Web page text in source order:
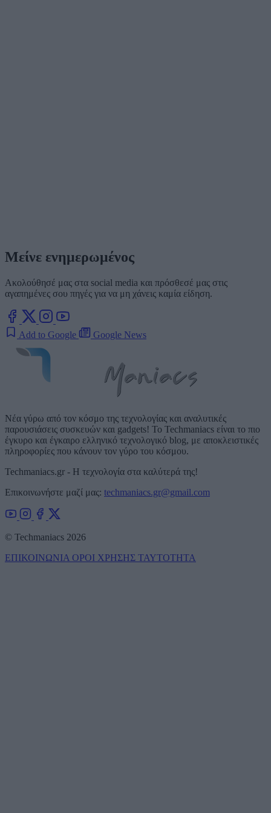
Μείνε ενημερωμένος
Ακολούθησέ μας στα social media και πρόσθεσέ μας στις
αγαπημένες σου πηγές για να μη χάνεις καμία είδηση.
Add to Google Google News
Νέα γύρω από τον κόσμο της τεχνολογίας και αναλυτικές
παρουσιάσεις συσκευών και gadgets! Το Techmaniacs είναι το πιο
έγκυρο και έγκαιρο ελληνικό τεχνολογικό blog, με αποκλειστικές
πληροφορίες που κάνουν τον γύρο του κόσμου.
Techmaniacs.gr - Η τεχνολογία στα καλύτερά της!
Επικοινωνήστε μαζί μας: techmaniacs.gr@gmail.com
© Techmaniacs 2026
ΕΠΙΚΟΙΝΩΝΙΑ ΟΡΟΙ ΧΡΗΣΗΣ ΤΑΥΤΟΤΗΤΑ